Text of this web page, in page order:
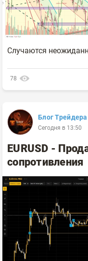
Случаются
78
Блог
Сегодня в 13:50
EURUSD -
сопротивления